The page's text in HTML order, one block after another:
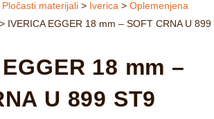
Pločasti materijali > Iverica > Oplemenjena
> IVERICA EGGER 18 mm – SOFT CRNA U 899
18 mm –
U 899 ST9